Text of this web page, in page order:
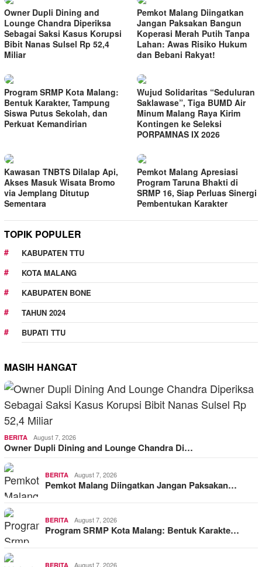
Owner Dupli Dining and
Lounge Chandra Diperiksa
Sebagai Saksi Kasus Korupsi
Bibit Nanas Sulsel Rp 52,4
Miliar
Pemkot Malang Diingatkan
Jangan Paksakan Bangun
Koperasi Merah Putih Tanpa
Lahan: Awas Risiko Hukum
dan Bebani Rakyat!
Program SRMP Kota Malang:
Bentuk Karakter, Tampung
Siswa Putus Sekolah, dan
Perkuat Kemandirian
Wujud Solidaritas “Seduluran
Saklawase”, Tiga BUMD Air
Minum Malang Raya Kirim
Kontingen ke Seleksi
PORPAMNAS IX 2026
Kawasan TNBTS Dilalap Api,
Akses Masuk Wisata Bromo
via Jemplang Ditutup
Sementara
Pemkot Malang Apresiasi
Program Taruna Bhakti di
SRMP 16, Siap Perluas Sinergi
Pembentukan Karakter
TOPIK POPULER
KABUPATEN TTU
KOTA MALANG
KABUPATEN BONE
TAHUN 2024
BUPATI TTU
MASIH HANGAT
BERITA August 7, 2026
Owner Dupli Dining and Lounge Chandra Di…
BERITA August 7, 2026
Pemkot Malang Diingatkan Jangan Paksakan…
BERITA August 7, 2026
Program SRMP Kota Malang: Bentuk Karakte…
BERITA August 7, 2026